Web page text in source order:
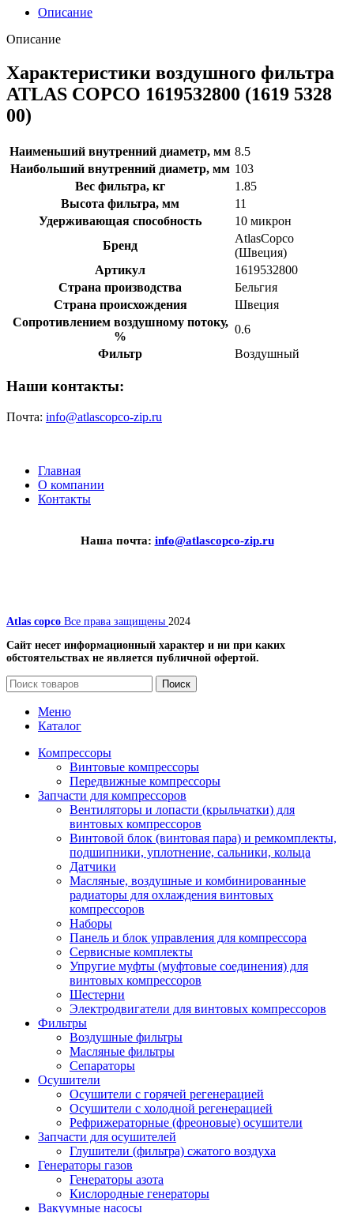
Описание
Описание
Характеристики воздушного фильтра
ATLAS COPCO 1619532800 (1619 5328
00)
Наименьший внутренний диаметр, мм 8.5
Наибольший внутренний диаметр, мм 103
Вес фильтра, кг
1.85
Высота фильтра, мм
11
Удерживающая способность
10 микрон
Бренд
AtlasCopco
(Швеция)
Артикул
1619532800
Страна производства
Бельгия
Страна происхождения
Швеция
Сопротивлением воздушному потоку,
%
0.6
Фильтр
Воздушный
Наши контакты:
Почта: info@atlascopco-zip.ru
Главная
О компании
Контакты
Наша почта: info@atlascopco-zip.ru
Atlas copco Все права защищены 2024
Сайт несет информационный характер и ни при каких
обстоятельствах не является публичной офертой.
Поиск
Меню
Каталог
Компрессоры
Винтовые компрессоры
Передвижные компрессоры
Запчасти для компрессоров
Вентиляторы и лопасти (крыльчатки) для
винтовых компрессоров
Винтовой блок (винтовая пара) и ремкомплекты,
подшипники, уплотнение, сальники, кольца
Датчики
Масляные, воздушные и комбинированные
радиаторы для охлаждения винтовых
компрессоров
Наборы
Панель и блок управления для компрессора
Сервисные комплекты
Упругие муфты (муфтовые соединения) для
винтовых компрессоров
Шестерни
Электродвигатели для винтовых компрессоров
Фильтры
Воздушные фильтры
Масляные фильтры
Сепараторы
Осушители
Осушители с горячей регенерацией
Осушители с холодной регенерацией
Рефрижераторные (фреоновые) осушители
Запчасти для осушителей
Глушители (фильтра) сжатого воздуха
Генераторы газов
Генераторы азота
Кислородные генераторы
Вакуумные насосы